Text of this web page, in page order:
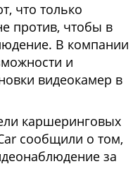
что только
против, чтобы в
В компании
и
видеокамер в
каршеринговых
сообщили о том,
за